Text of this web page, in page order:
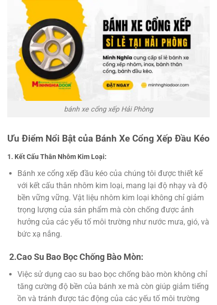
bánh xe cổng xếp Hải Phòng
Ưu Điểm Nổi Bật của Bánh Xe Cổng Xếp Đầu Kéo
1. Kết Cấu Thân Nhôm Kim Loại:
Bánh xe cổng xếp đầu kéo của chúng tôi được thiết kế
với kết cấu thân nhôm kim loại, mang lại độ nhạy và độ
bền vững vững. Vật liệu nhôm kim loại không chỉ giảm
trọng lượng của sản phẩm mà còn chống được ảnh
hưởng của các yếu tố môi trường như nước mưa, gió, và
bức xạ nắng.
2.Cao Su Bao Bọc Chống Bào Mòn:
Việc sử dụng cao su bao bọc chống bào mòn không chỉ
tăng cường độ bền của bánh xe mà còn giúp giảm tiếng
ồn và tránh được tác động của các yếu tố môi trường